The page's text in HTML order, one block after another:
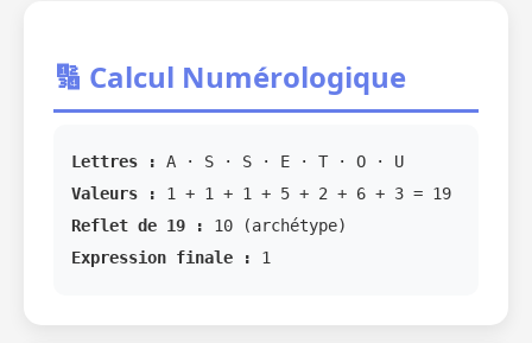
🔢 Calcul Numérologique
Lettres :
A · S · S · E · T · O · U
Valeurs :
1 + 1 + 1 + 5 + 2 + 6 + 3 = 19
Reflet de 19 :
10 (archétype)
Expression finale :
1